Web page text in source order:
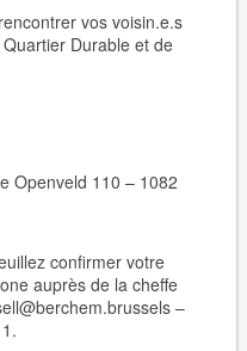
vos voisin.e.s
Durable et de
Openveld 110 – 1082
confirmer votre
auprès de la cheffe
–